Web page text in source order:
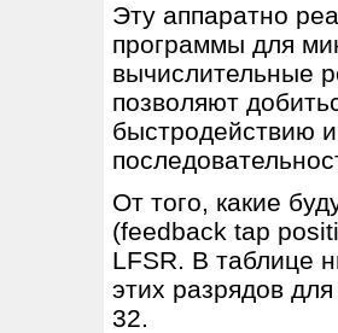
Эту аппаратно
программы для
вычислительные
позволяют
быстродействию
От того, какие
(feedback tap
LFSR. В таблице
этих разрядов
32.